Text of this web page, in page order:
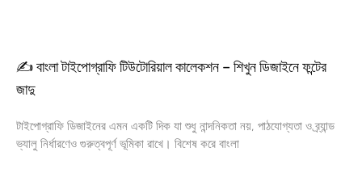
✍️ বাংলা টাইপোগ্রাফি টিউটোরিয়াল কালেকশন – শিখুন ডিজাইনে ফন্টের
জাদু
টাইপোগ্রাফি ডিজাইনের এমন একটি দিক যা শুধু নান্দনিকতা নয়, পাঠযোগ্যতা ও ব্র্যান্ড
ভ্যালু নির্ধারণেও গুরুত্বপূর্ণ ভূমিকা রাখে। বিশেষ করে বাংলা